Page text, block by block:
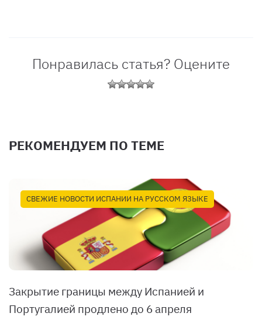
Понравилась статья? Оцените
РЕКОМЕНДУЕМ ПО ТЕМЕ
СВЕЖИЕ НОВОСТИ ИСПАНИИ НА РУССКОМ ЯЗЫКЕ
Закрытие границы между Испанией и
Португалией продлено до 6 апреля